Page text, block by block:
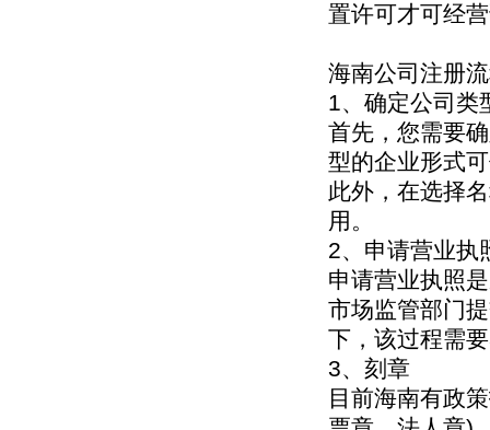
置许可才可经
海南公司注册
1、确定公司类
首先，您需要
型的企业形式
此外，在选择
用。
2、申请营业执
申请营业执照
市场监管部门
下，该过程需
3、刻章
目前海南有政